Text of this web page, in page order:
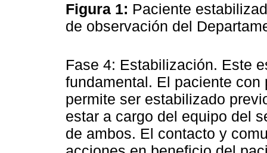
Figura 1: Paciente
de observación del
Fase 4: Estabilización. Este
fundamental. El paciente
permite ser estabilizado
estar a cargo del equipo del
de ambos. El contacto y